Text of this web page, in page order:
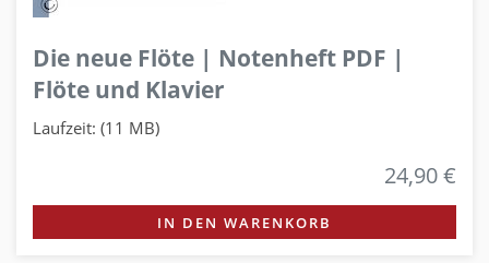
Die neue Flöte | Notenheft PDF |
Flöte und Klavier
Laufzeit: (11 MB)
24,90 €
IN DEN WARENKORB